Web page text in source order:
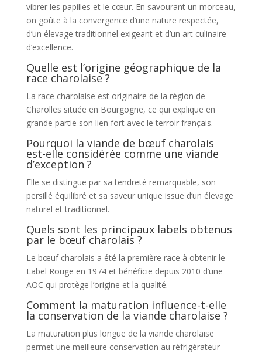
vibrer les papilles et le cœur. En savourant un morceau,
on goûte à la convergence d’une nature respectée,
d’un élevage traditionnel exigeant et d’un art culinaire
d’excellence.
Quelle est l’origine géographique de la
race charolaise ?
La race charolaise est originaire de la région de
Charolles située en Bourgogne, ce qui explique en
grande partie son lien fort avec le terroir français.
Pourquoi la viande de bœuf charolais
est-elle considérée comme une viande
d’exception ?
Elle se distingue par sa tendreté remarquable, son
persillé équilibré et sa saveur unique issue d’un élevage
naturel et traditionnel.
Quels sont les principaux labels obtenus
par le bœuf charolais ?
Le bœuf charolais a été la première race à obtenir le
Label Rouge en 1974 et bénéficie depuis 2010 d’une
AOC qui protège l’origine et la qualité.
Comment la maturation influence-t-elle
la conservation de la viande charolaise ?
La maturation plus longue de la viande charolaise
permet une meilleure conservation au réfrigérateur